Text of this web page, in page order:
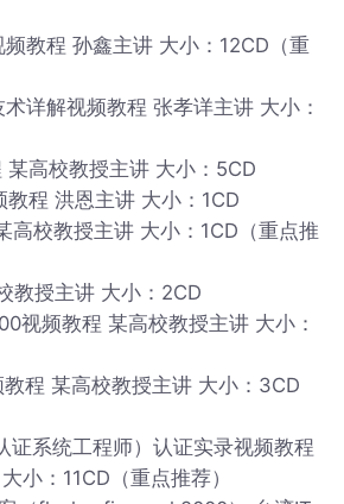
教程 孙鑫主讲 大小：12CD（重
详解视频教程 张孝详主讲 大小：
某高校教授主讲 大小：5CD
程 洪恩主讲 大小：1CD
高校教授主讲 大小：1CD（重点推
教授主讲 大小：2CD
视频教程 某高校教授主讲 大小：
程 某高校教授主讲 大小：3CD
证系统工程师）认证实录视频教程
小：11CD（重点推荐）